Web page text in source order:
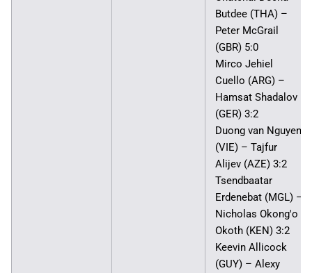
Butdee (THA) –
Peter McGrail
(GBR) 5:0
Mirco Jehiel
Cuello (ARG) –
Hamsat Shadalov
(GER) 3:2
Duong van Nguyen
(VIE) – Tajfur
Alijev (AZE) 3:2
Tsendbaatar
Erdenebat (MGL) –
Nicholas Okong'o
Okoth (KEN) 3:2
Keevin Allicock
(GUY) – Alexy